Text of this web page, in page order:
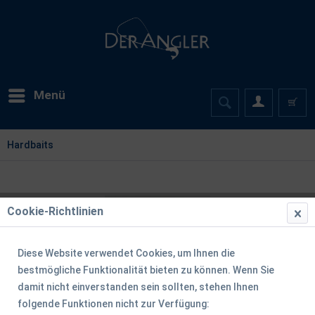
Menü
Hardbaits
Cookie-Richtlinien
Diese Website verwendet Cookies, um Ihnen die
bestmögliche Funktionalität bieten zu können. Wenn Sie
damit nicht einverstanden sein sollten, stehen Ihnen
folgende Funktionen nicht zur Verfügung: